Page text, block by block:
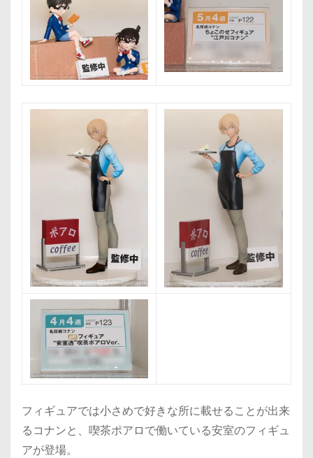
フィギュアでは小さめで好きな所に載せることが出来
るコナンと、喫茶ポアロで働いている安室のフィギュ
アが登場。